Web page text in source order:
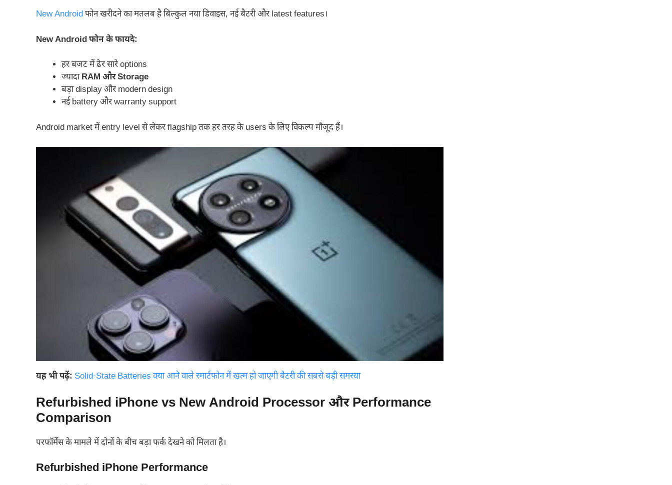
New Androidफोन खरीदने का मतलब है बिल्कुल नया डिवाइस, नई बैटरी और latest features।
New Android फोन के फायदे:
हर बजट में ढेर सारे options
ज्यादाRAM और Storage
बड़ा display और modern design
नई battery और warranty support
Android market में entry level से लेकर flagship तक हर तरह के users के लिए विकल्प मौजूद हैं।
यह भी पढ़ें: Solid-State Batteries क्या आने वाले स्मार्टफोन में खत्म हो जाएगी बैटरी की सबसे बड़ी समस्या
Refurbished iPhone vs New Android Processor और Performance
Comparison
परफॉर्मेंस के मामले में दोनों के बीच बड़ा फर्क देखने को मिलता है।
Refurbished iPhone Performance